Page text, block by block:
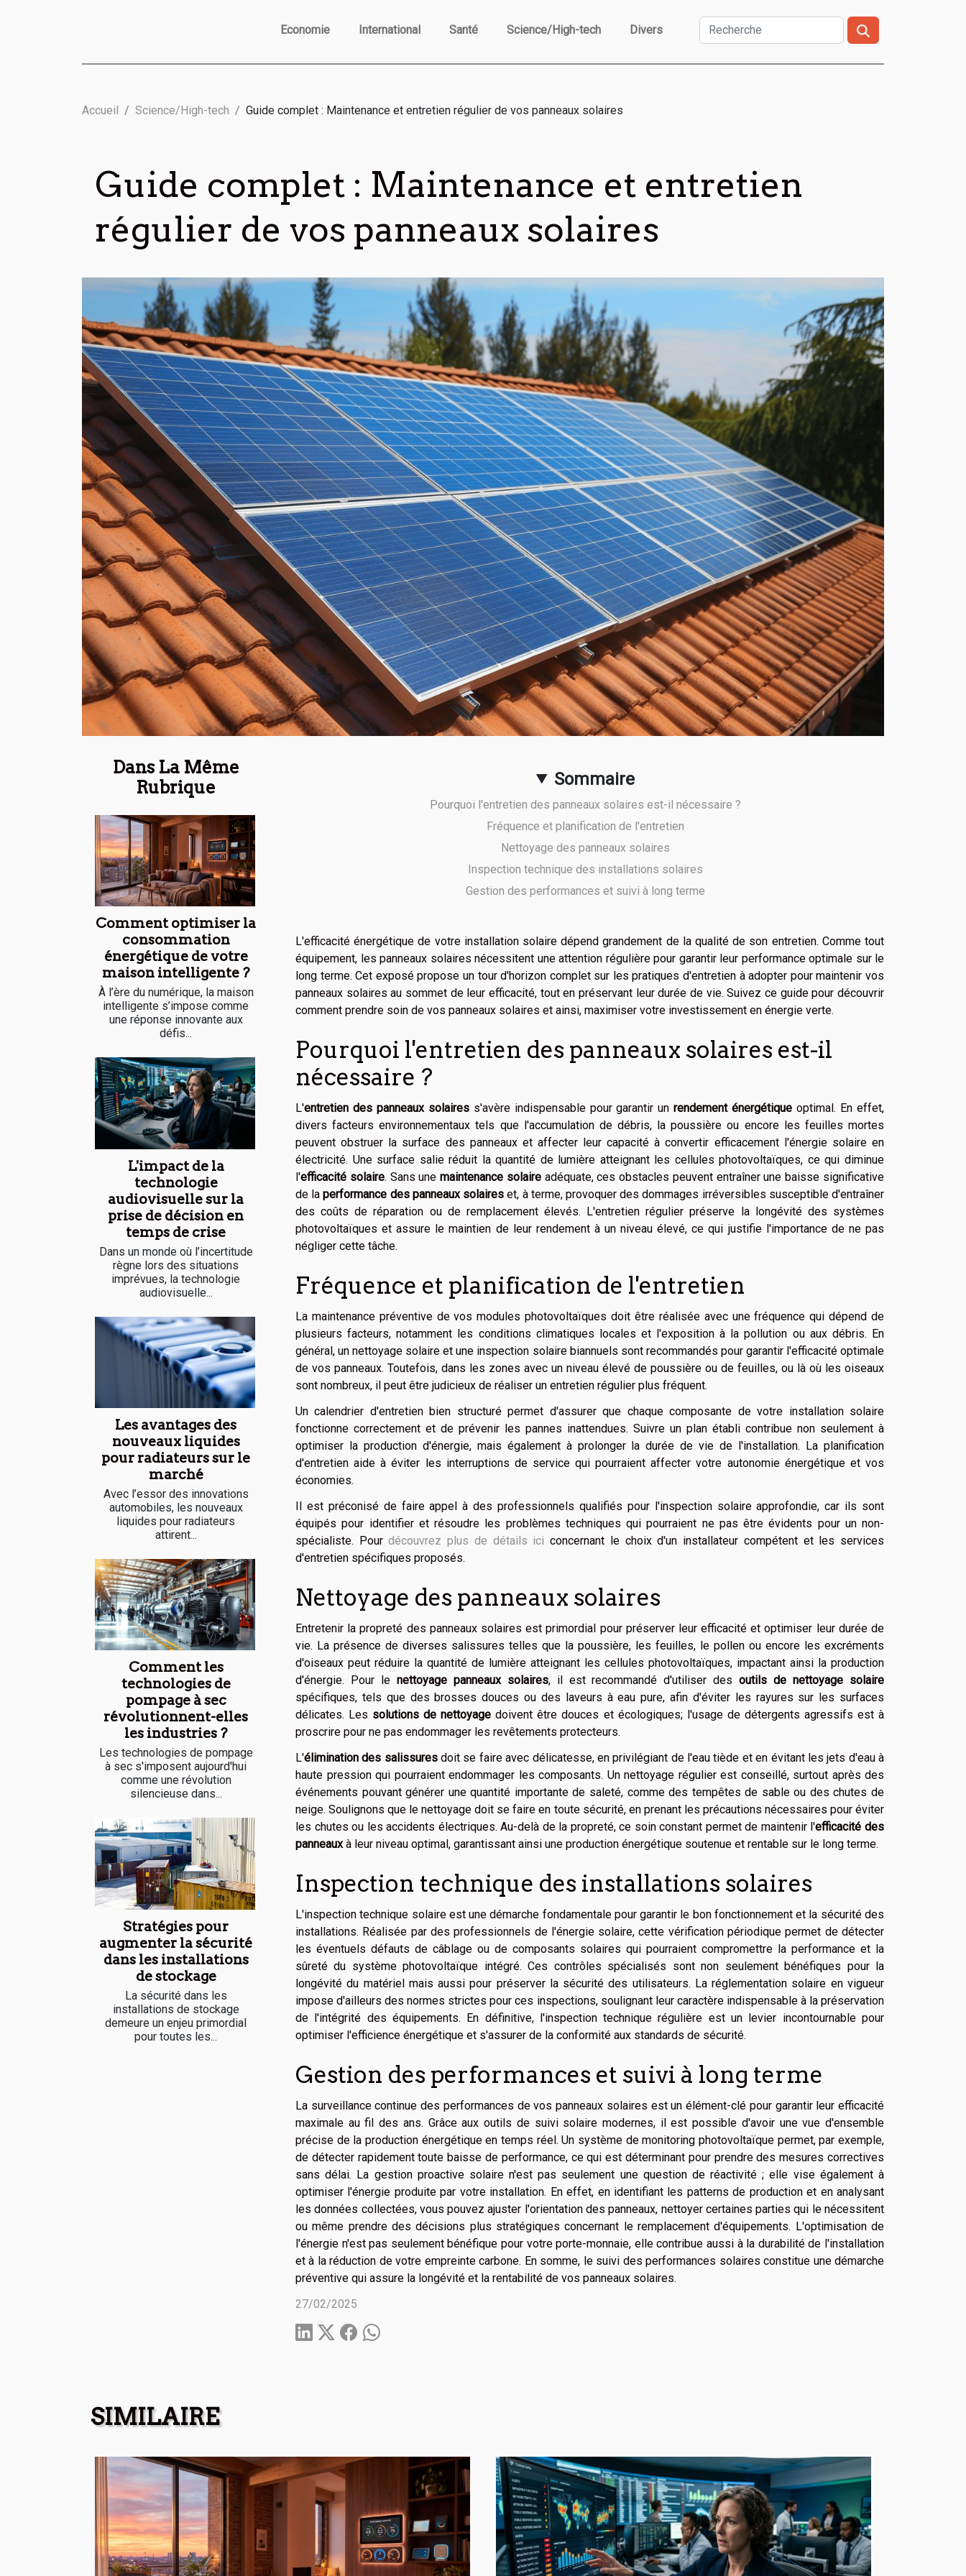
Economie International Santé Science/High-tech Divers
Accueil Science/High-tech Guide complet : Maintenance et entretien régulier de vos panneaux solaires
Guide complet : Maintenance et entretien
régulier de vos panneaux solaires
Dans La Même
Rubrique
Comment optimiser la
consommation
énergétique de votre
maison intelligente ?
À l’ère du numérique, la maison
intelligente s’impose comme
une réponse innovante aux
défis...
L'impact de la
technologie
audiovisuelle sur la
prise de décision en
temps de crise
Dans un monde où l’incertitude
règne lors des situations
imprévues, la technologie
audiovisuelle...
Les avantages des
nouveaux liquides
pour radiateurs sur le
marché
Avec l’essor des innovations
automobiles, les nouveaux
liquides pour radiateurs
attirent...
Comment les
technologies de
pompage à sec
révolutionnent-elles
les industries ?
Les technologies de pompage
à sec s'imposent aujourd'hui
comme une révolution
silencieuse dans...
Stratégies pour
augmenter la sécurité
dans les installations
de stockage
La sécurité dans les
installations de stockage
demeure un enjeu primordial
pour toutes les...
Sommaire
Pourquoi l'entretien des panneaux solaires est-il nécessaire ?
Fréquence et planification de l'entretien
Nettoyage des panneaux solaires
Inspection technique des installations solaires
Gestion des performances et suivi à long terme
L'efficacité énergétique de votre installation solaire dépend grandement de la qualité de son entretien. Comme tout
équipement, les panneaux solaires nécessitent une attention régulière pour garantir leur performance optimale sur le
long terme. Cet exposé propose un tour d'horizon complet sur les pratiques d'entretien à adopter pour maintenir vos
panneaux solaires au sommet de leur efficacité, tout en préservant leur durée de vie. Suivez ce guide pour découvrir
comment prendre soin de vos panneaux solaires et ainsi, maximiser votre investissement en énergie verte.
Pourquoi l'entretien des panneaux solaires est-il
nécessaire ?
L'entretien des panneaux solairess'avère indispensable pour garantir unrendement énergétique optimal. En effet,
divers facteurs environnementaux tels que l'accumulation de débris, la poussière ou encore les feuilles mortes
peuvent obstruer la surface des panneaux et affecter leur capacité à convertir efficacement l'énergie solaire en
électricité. Une surface salie réduit la quantité de lumière atteignant les cellules photovoltaïques, ce qui diminue
l'efficacité solaire. Sans unemaintenance solaireadéquate, ces obstacles peuvent entraîner une baisse significative
de laperformance des panneaux solaires et, à terme, provoquer des dommages irréversibles susceptible d'entraîner
des coûts de réparation ou de remplacement élevés. L'entretien régulier préserve la longévité des systèmes
photovoltaïques et assure le maintien de leur rendement à un niveau élevé, ce qui justifie l'importance de ne pas
négliger cette tâche.
Fréquence et planification de l'entretien
La maintenance préventive de vos modules photovoltaïques doit être réalisée avec une fréquence qui dépend de
plusieurs facteurs, notamment les conditions climatiques locales et l'exposition à la pollution ou aux débris. En
général, un nettoyage solaire et une inspection solaire biannuels sont recommandés pour garantir l'efficacité optimale
de vos panneaux. Toutefois, dans les zones avec un niveau élevé de poussière ou de feuilles, ou là où les oiseaux
sont nombreux, il peut être judicieux de réaliser un entretien régulier plus fréquent.
Un calendrier d'entretien bien structuré permet d'assurer que chaque composante de votre installation solaire
fonctionne correctement et de prévenir les pannes inattendues. Suivre un plan établi contribue non seulement à
optimiser la production d'énergie, mais également à prolonger la durée de vie de l'installation. La planification
d'entretien aide à éviter les interruptions de service qui pourraient affecter votre autonomie énergétique et vos
économies.
Il est préconisé de faire appel à des professionnels qualifiés pour l'inspection solaire approfondie, car ils sont
équipés pour identifier et résoudre les problèmes techniques qui pourraient ne pas être évidents pour un non-
spécialiste. Pourdécouvrez plus de détails ici concernant le choix d'un installateur compétent et les services
d'entretien spécifiques proposés.
Nettoyage des panneaux solaires
Entretenir la propreté des panneaux solaires est primordial pour préserver leur efficacité et optimiser leur durée de
vie. La présence de diverses salissures telles que la poussière, les feuilles, le pollen ou encore les excréments
d'oiseaux peut réduire la quantité de lumière atteignant les cellules photovoltaïques, impactant ainsi la production
d'énergie. Pour le nettoyage panneaux solaires, il est recommandé d'utiliser desoutils de nettoyage solaire
spécifiques, tels que des brosses douces ou des laveurs à eau pure, afin d'éviter les rayures sur les surfaces
délicates. Les solutions de nettoyage doivent être douces et écologiques; l'usage de détergents agressifs est à
proscrire pour ne pas endommager les revêtements protecteurs.
L'élimination des salissuresdoit se faire avec délicatesse, en privilégiant de l'eau tiède et en évitant les jets d'eau à
haute pression qui pourraient endommager les composants. Un nettoyage régulier est conseillé, surtout après des
événements pouvant générer une quantité importante de saleté, comme des tempêtes de sable ou des chutes de
neige. Soulignons que le nettoyage doit se faire en toute sécurité, en prenant les précautions nécessaires pour éviter
les chutes ou les accidents électriques. Au-delà de la propreté, ce soin constant permet de maintenir l'efficacité des
panneauxà leur niveau optimal, garantissant ainsi une production énergétique soutenue et rentable sur le long terme.
Inspection technique des installations solaires
L'inspection technique solaire est une démarche fondamentale pour garantir le bon fonctionnement et la sécurité des
installations. Réalisée par des professionnels de l'énergie solaire, cette vérification périodique permet de détecter
les éventuels défauts de câblage ou de composants solaires qui pourraient compromettre la performance et la
sûreté du système photovoltaïque intégré. Ces contrôles spécialisés sont non seulement bénéfiques pour la
longévité du matériel mais aussi pour préserver la sécurité des utilisateurs. La réglementation solaire en vigueur
impose d'ailleurs des normes strictes pour ces inspections, soulignant leur caractère indispensable à la préservation
de l'intégrité des équipements. En définitive, l'inspection technique régulière est un levier incontournable pour
optimiser l'efficience énergétique et s'assurer de la conformité aux standards de sécurité.
Gestion des performances et suivi à long terme
La surveillance continue des performances de vos panneaux solaires est un élément-clé pour garantir leur efficacité
maximale au fil des ans. Grâce aux outils de suivi solaire modernes, il est possible d'avoir une vue d'ensemble
précise de la production énergétique en temps réel. Un système de monitoring photovoltaïque permet, par exemple,
de détecter rapidement toute baisse de performance, ce qui est déterminant pour prendre des mesures correctives
sans délai. La gestion proactive solaire n'est pas seulement une question de réactivité ; elle vise également à
optimiser l'énergie produite par votre installation. En effet, en identifiant les patterns de production et en analysant
les données collectées, vous pouvez ajuster l'orientation des panneaux, nettoyer certaines parties qui le nécessitent
ou même prendre des décisions plus stratégiques concernant le remplacement d'équipements. L'optimisation de
l'énergie n'est pas seulement bénéfique pour votre porte-monnaie, elle contribue aussi à la durabilité de l'installation
et à la réduction de votre empreinte carbone. En somme, le suivi des performances solaires constitue une démarche
préventive qui assure la longévité et la rentabilité de vos panneaux solaires.
27/02/2025
SIMILAIRE